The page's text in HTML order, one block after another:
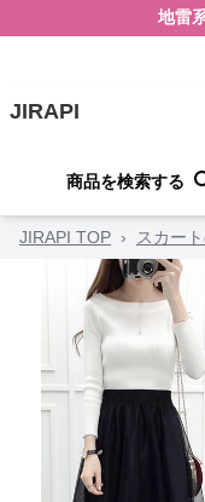
地雷
JIRAPI
商品を検索する
JIRAPI TOP › スカー